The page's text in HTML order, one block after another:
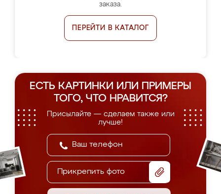
заказа.
ПЕРЕЙТИ В КАТАЛОГ
ЕСТЬ КАРТИНКИ ИЛИ ПРИМЕРЫ
ТОГО, ЧТО НРАВИТСЯ?
Присылайте — сделаем также или
лучше!
Прикрепить фото